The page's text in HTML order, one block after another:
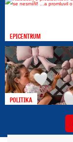
EPICENTRUM
POLITIKA